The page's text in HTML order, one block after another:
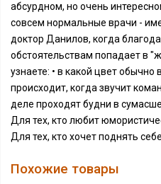
абсурдном, но очень
совсем нормальные врачи -
доктор Данилов, когда
обстоятельствам попадает в
узнаете: • в какой цвет
происходит, когда звучит
деле проходят будни в
Для тех, кто любит
Для тех, кто хочет поднять
Похожие товары